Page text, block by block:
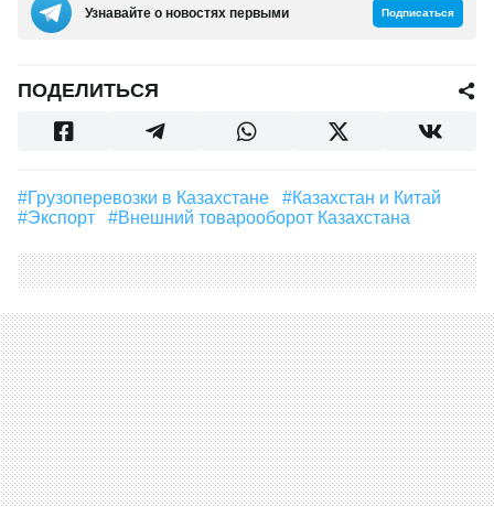
Узнавайте о новостях первыми Подписаться
ПОДЕЛИТЬСЯ
#грузоперевозки в Казахстане
#Казахстан и Китай
#экспорт
#Внешний товарооборот Казахстана